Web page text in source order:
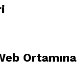
Ortamına